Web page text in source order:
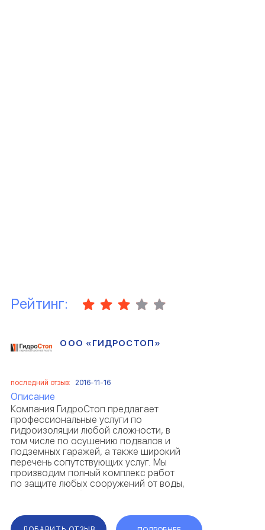
Рейтинг:
ООО «ГИДРОСТОП»
последний отзыв: 2016-11-16
Описание
Компания ГидроСтоп предлагает
профессиональные услуги по
гидроизоляции любой сложности, в
том числе по осушению подвалов и
подземных гаражей, а также широкий
перечень сопутствующих услуг. Мы
производим полный комплекс работ
по защите любых сооружений от воды,
применяя отработанные технологии и
материалы. ...